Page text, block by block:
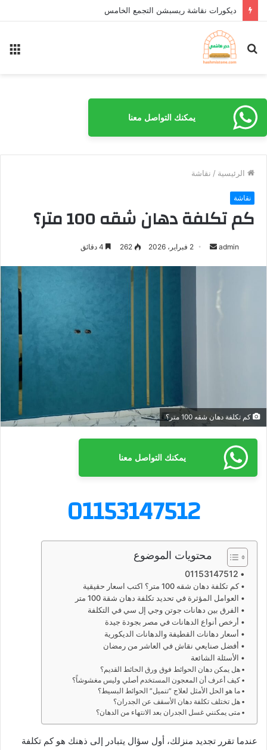
ديكورات نقاشة ريسبشن التجمع الخامس
بحث
عن
يمكنك التواصل معنا
الرئيسية / نقاشة
نقاشة
كم تكلفة دهان شقه 100 متر؟
admin
ت
ي
2 فبراير، 2026 262
كم تكلفة دهان شقه 100 متر؟
يمكنك التواصل معنا
01153147512
محتويات الموضوع
01153147512
كم تكلفة دهان شقه 100 متر؟ اكتب اسعار حقيقية
العوامل المؤثرة في تحديد تكلفة دهان شقة 100 متر
الفرق بين دهانات جوتن وجي إل سي في التكلفة
أرخص أنواع الدهانات في مصر بجودة جيدة
أسعار دهانات القطيفة والدهانات الديكورية
أفضل صنايعي نقاش في العاشر من رمضان
الأسئلة الشائعة
هل يمكن دهان الحوائط فوق ورق الحائط القديم؟
كيف أعرف أن المعجون المستخدم أصلي وليس مغشوشاً؟
ما هو الحل الأمثل لعلاج “تنميل” الحوائط البسيط؟
هل تختلف تكلفة دهان الأسقف عن الجدران؟
متى يمكنني غسل الجدران بعد الانتهاء من الدهان؟
عندما تقرر تجديد منزلك، أول سؤال يتبادر إلى ذهنك هو كم تكلفة